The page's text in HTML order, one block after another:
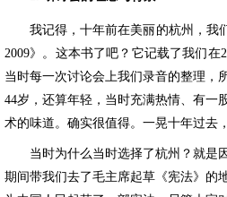
我记得，十年前在美丽的杭州，我
2009》。 这本书了吧？它记载了我们在
当时每一次讨论会上我们录音的整理，
44岁，还算年轻，当时充满热情、有一
术的味道。确实很值得。一晃十年过去
当时为什么当时选择了杭州？就是
期间带我们去了毛主席起草《宪法》的